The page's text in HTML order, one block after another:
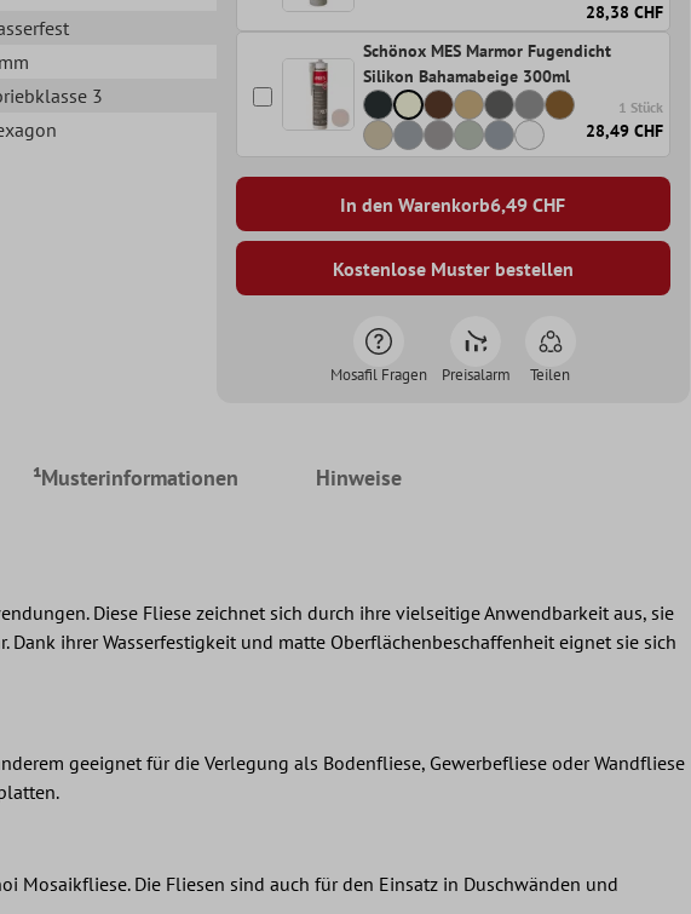
3
28,38 CHF
Schönox MES Marmor Fugendicht
Silikon Bahamabeige 300ml
1 Stück
28,49 CHF
In den Warenkorb6,49 CHF
Kostenlose Muster bestellen
Mosafil Fragen Preisalarm Teilen
¹Musterinformationen Hinweise
Diese Fliese zeichnet sich durch ihre vielseitige Anwendbarkeit aus, sie
ihrer Wasserfestigkeit und matte Oberflächenbeschaffenheit eignet sie sich
geeignet für die Verlegung als Bodenfliese, Gewerbefliese oder Wandfliese
Die Fliesen sind auch für den Einsatz in Duschwänden und